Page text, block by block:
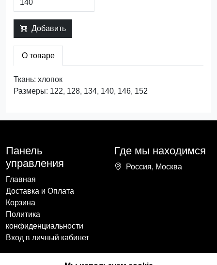
Добавить
О товаре
Ткань: хлопок
Размеры: 122, 128, 134, 140, 146, 152
Панель
управления
Главная
Доставка и Оплата
Корзина
Политика
конфиденциальности
Вход в личный кабинет
Где мы находимся
Россия, Москва
Наши контакты
Мы в социальных